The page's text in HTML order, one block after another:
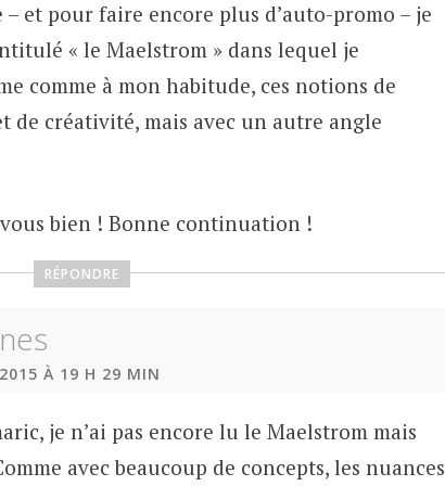
et pour faire encore plus d’auto-promo – je
« le Maelstrom » dans lequel je
comme à mon habitude, ces notions de
de créativité, mais avec un autre angle
bien ! Bonne continuation !
RÉPONDRE
À 19 H 29 MIN
je n’ai pas encore lu le Maelstrom mais
avec beaucoup de concepts, les nuances